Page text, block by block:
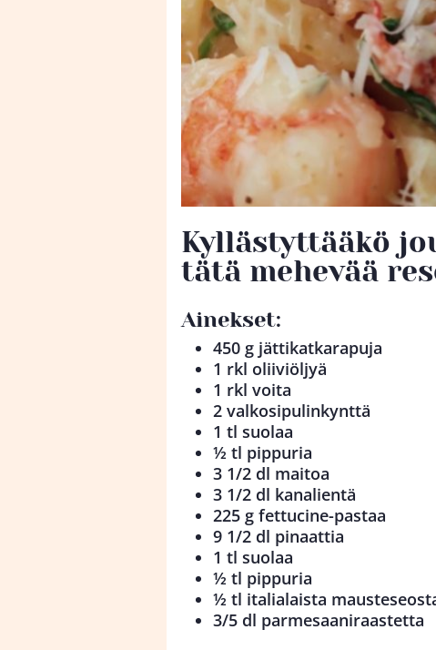
Kyllästyttääkö
tätä mehevää
Ainekset:
450 g jättikatkarapuja
1 rkl oliiviöljyä
1 rkl voita
2 valkosipulinkynttä
1 tl suolaa
½ tl pippuria
3 1/2 dl maitoa
3 1/2 dl kanalientä
225 g fettucine-pastaa
9 1/2 dl pinaattia
1 tl suolaa
½ tl pippuria
½ tl italialaista
3/5 dl parmesaaniraastetta